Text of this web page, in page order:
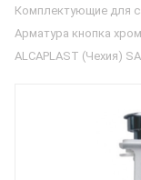
Комплектующие для
Арматура кнопка
ALCAPLAST (Чехия)